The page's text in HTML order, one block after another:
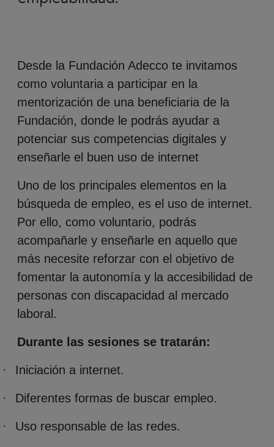
Desde la Fundación Adecco te invitamos
como voluntaria a participar en la
mentorización de una beneficiaria de la
Fundación, donde le podrás ayudar a
potenciar sus competencias digitales y
enseñarle el buen uso de internet
Uno de los principales elementos en la
búsqueda de empleo, es el uso de internet.
Por ello, como voluntario, podrás
acompañarle y enseñarle en aquello que
más necesite reforzar con el objetivo de
fomentar la autonomía y la accesibilidad de
personas con discapacidad al mercado
laboral.
Durante las sesiones se tratarán:
· Iniciación a internet.
· Diferentes formas de buscar empleo.
· Uso responsable de las redes.